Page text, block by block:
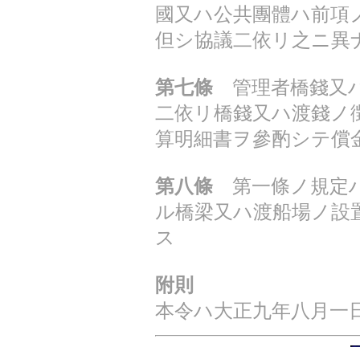
國又ハ公共團體ハ前
但シ協議二依リ之ニ
第七條 管理者橋錢又
二依リ橋錢又ハ渡錢
算明細書ヲ參酌シテ償
第八條 第一條ノ規定
ル橋梁又ハ渡船場ノ
ス
附則
本令ハ大正九年八月一